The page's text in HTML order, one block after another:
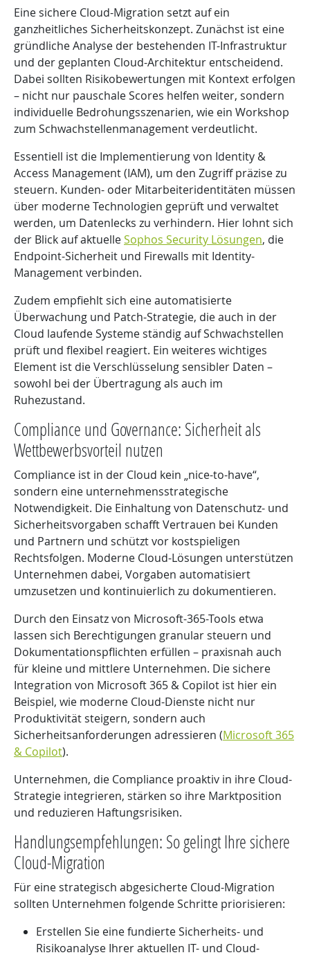
Eine sichere Cloud-Migration setzt auf ein
ganzheitliches Sicherheitskonzept. Zunächst ist eine
gründliche Analyse der bestehenden IT-Infrastruktur
und der geplanten Cloud-Architektur entscheidend.
Dabei sollten Risikobewertungen mit Kontext erfolgen
– nicht nur pauschale Scores helfen weiter, sondern
individuelle Bedrohungsszenarien, wie ein Workshop
zum Schwachstellenmanagement verdeutlicht.
Essentiell ist die Implementierung von Identity &
Access Management (IAM), um den Zugriff präzise zu
steuern. Kunden- oder Mitarbeiteridentitäten müssen
über moderne Technologien geprüft und verwaltet
werden, um Datenlecks zu verhindern. Hier lohnt sich
der Blick auf aktuelleSophos Security Lösungen, die
Endpoint-Sicherheit und Firewalls mit Identity-
Management verbinden.
Zudem empfiehlt sich eine automatisierte
Überwachung und Patch-Strategie, die auch in der
Cloud laufende Systeme ständig auf Schwachstellen
prüft und flexibel reagiert. Ein weiteres wichtiges
Element ist die Verschlüsselung sensibler Daten –
sowohl bei der Übertragung als auch im
Ruhezustand.
Compliance und Governance: Sicherheit als
Wettbewerbsvorteil nutzen
Compliance ist in der Cloud kein „nice-to-have“,
sondern eine unternehmensstrategische
Notwendigkeit. Die Einhaltung von Datenschutz- und
Sicherheitsvorgaben schafft Vertrauen bei Kunden
und Partnern und schützt vor kostspieligen
Rechtsfolgen. Moderne Cloud-Lösungen unterstützen
Unternehmen dabei, Vorgaben automatisiert
umzusetzen und kontinuierlich zu dokumentieren.
Durch den Einsatz von Microsoft-365-Tools etwa
lassen sich Berechtigungen granular steuern und
Dokumentationspflichten erfüllen – praxisnah auch
für kleine und mittlere Unternehmen. Die sichere
Integration von Microsoft 365 & Copilot ist hier ein
Beispiel, wie moderne Cloud-Dienste nicht nur
Produktivität steigern, sondern auch
Sicherheitsanforderungen adressieren (Microsoft 365
& Copilot).
Unternehmen, die Compliance proaktiv in ihre Cloud-
Strategie integrieren, stärken so ihre Marktposition
und reduzieren Haftungsrisiken.
Handlungsempfehlungen: So gelingt Ihre sichere
Cloud-Migration
Für eine strategisch abgesicherte Cloud-Migration
sollten Unternehmen folgende Schritte priorisieren:
Erstellen Sie eine fundierte Sicherheits- und
Risikoanalyse Ihrer aktuellen IT- und Cloud-